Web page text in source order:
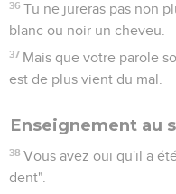
36 Tu ne jureras pas non
blanc ou noir un cheveu.
37 Mais que votre parole
est de plus vient du mal.
Enseignement au
38 Vous avez ouï qu'il a
dent".